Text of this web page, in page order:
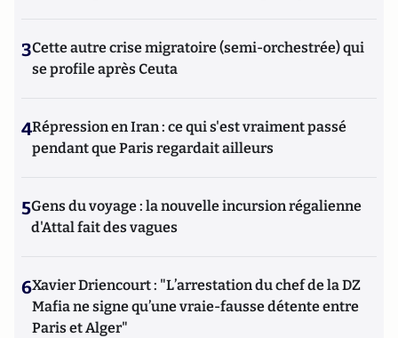
3Cette autre crise migratoire (semi-orchestrée) qui
se profile après Ceuta
4Répression en Iran : ce qui s'est vraiment passé
pendant que Paris regardait ailleurs
5Gens du voyage : la nouvelle incursion régalienne
d'Attal fait des vagues
6Xavier Driencourt : "L’arrestation du chef de la DZ
Mafia ne signe qu’une vraie-fausse détente entre
Paris et Alger"